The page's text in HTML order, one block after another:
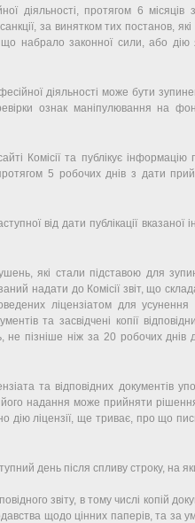
діяльності, протягом 6
за винятком тих постанов,
набрало законної сили, або дію
діяльності може бути
ознак маніпулювання на
Комісії та публікує інформацію
5 робочих днів з дати
від дати публікації вказаної
які стали підставою для
надати до Комісії звіт, що
ліцензіатом для
та засвідчені копії
пізніше ніж за 20 робочих днів
та відповідних документів
його надання може прийняти
дію ліцензії, ще триває, про що
день після спливу строку, на
звіту, в тому числі копій
щодо цінних паперів, та за